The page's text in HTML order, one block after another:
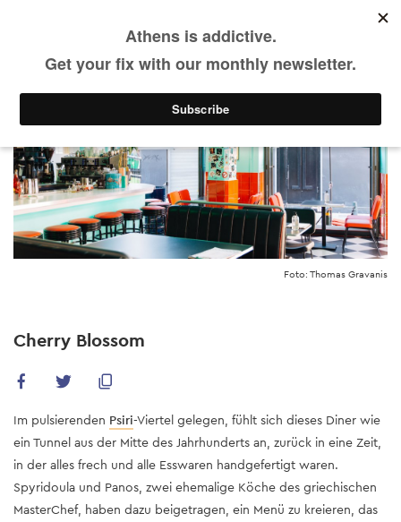
Foto: Thomas Gravanis
Cherry Blossom
Im pulsierenden Psiri-Viertel gelegen, fühlt sich dieses Diner wie
ein Tunnel aus der Mitte des Jahrhunderts an, zurück in eine Zeit,
in der alles frech und alle Esswaren handgefertigt waren.
Spyridoula und Panos, zwei ehemalige Köche des griechischen
MasterChef, haben dazu beigetragen, ein Menü zu kreieren, das